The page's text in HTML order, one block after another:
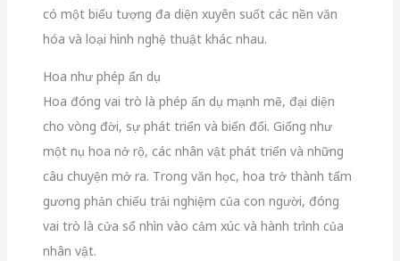
có một biểu tượng đa diện xuyên suốt các nền văn
hóa và loại hình nghệ thuật khác nhau.
Hoa như phép ẩn dụ
Hoa đóng vai trò là phép ẩn dụ mạnh mẽ, đại diện
cho vòng đời, sự phát triển và biến đổi. Giống như
một nụ hoa nở rộ, các nhân vật phát triển và những
câu chuyện mở ra. Trong văn học, hoa trở thành tấm
gương phản chiếu trải nghiệm của con người, đóng
vai trò là cửa sổ nhìn vào cảm xúc và hành trình của
nhân vật.